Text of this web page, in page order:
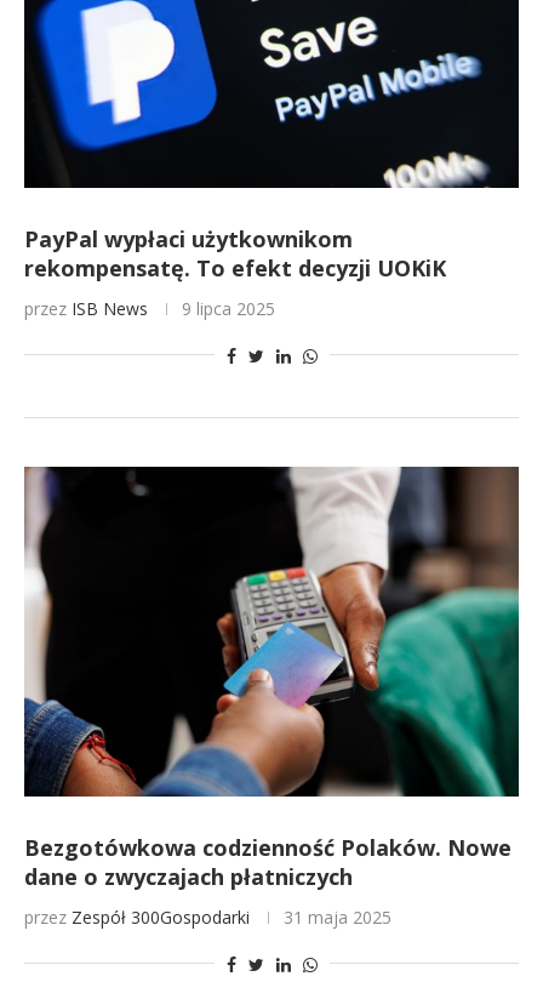
PayPal wypłaci użytkownikom
rekompensatę. To efekt decyzji UOKiK
przez ISB News 9 lipca 2025
Bezgotówkowa codzienność Polaków. Nowe
dane o zwyczajach płatniczych
przez Zespół 300Gospodarki 31 maja 2025